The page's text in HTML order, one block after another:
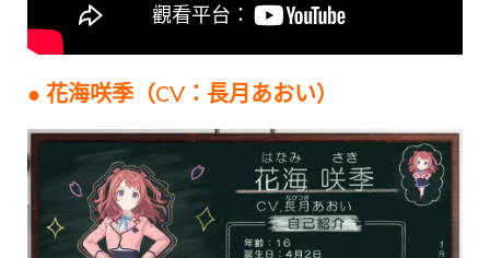
● 花海咲季（CV：長月あおい）